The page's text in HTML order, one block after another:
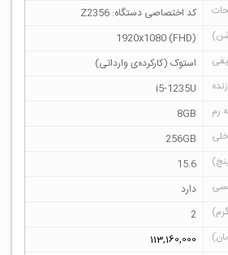
کد اختصاصی دستگاه: Z2356
1920x1080 (FHD)
استوک (کارکرده‌ی وارداتی)
i5-1235U
8GB
256GB
15.6
دارد
2
113,160,000